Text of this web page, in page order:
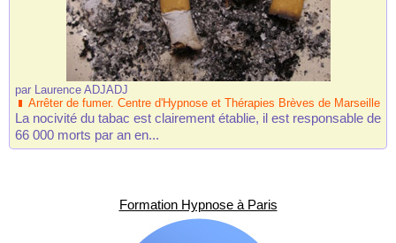
par Laurence ADJADJ
Arrêter de fumer. Centre d'Hypnose et Thérapies Brèves de Marseille
La nocivité du tabac est clairement établie, il est responsable de
66 000 morts par an en...
Formation Hypnose à Paris